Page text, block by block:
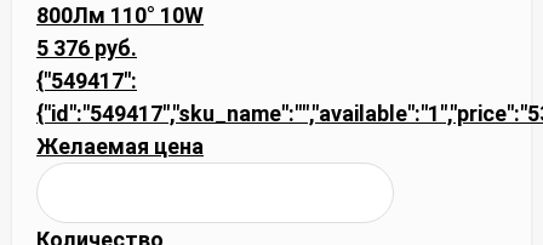
800Лм 110° 10W
5 376 руб.
{"549417":
Желаемая цена
Количество